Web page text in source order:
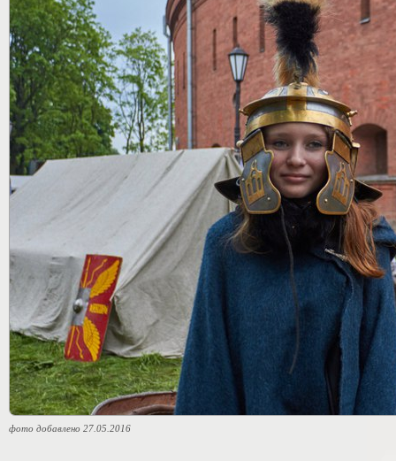
фото добавлено 27.05.2016